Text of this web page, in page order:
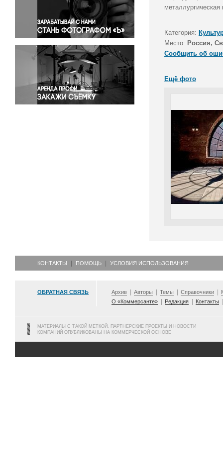
Правосудие
Происшествия и конфликты
Религия
Светская жизнь
Спорт
Экология
Экономика и бизнес
Категория:
Место: Россия,
Сообщить об
Ещё фото
КОНТАКТЫ ПОМОЩЬ УСЛОВИЯ ИСПОЛЬЗОВАНИЯ
ОБРАТНАЯ СВЯЗЬ Архив Авторы Темы Справочники
О «Коммерсанте»
Редакция Контакты
МАТЕРИАЛЫ С ТАКОЙ МЕТКОЙ, ПАРТНЕРСКИЕ ПРОЕКТЫ И НОВОСТИ
КОМПАНИЙ ОПУБЛИКОВАНЫ НА КОММЕРЧЕСКОЙ ОСНОВЕ